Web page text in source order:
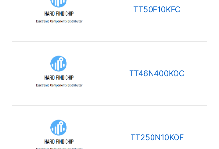
TT50F10KFC
TT46N400KOC
TT250N10KOF